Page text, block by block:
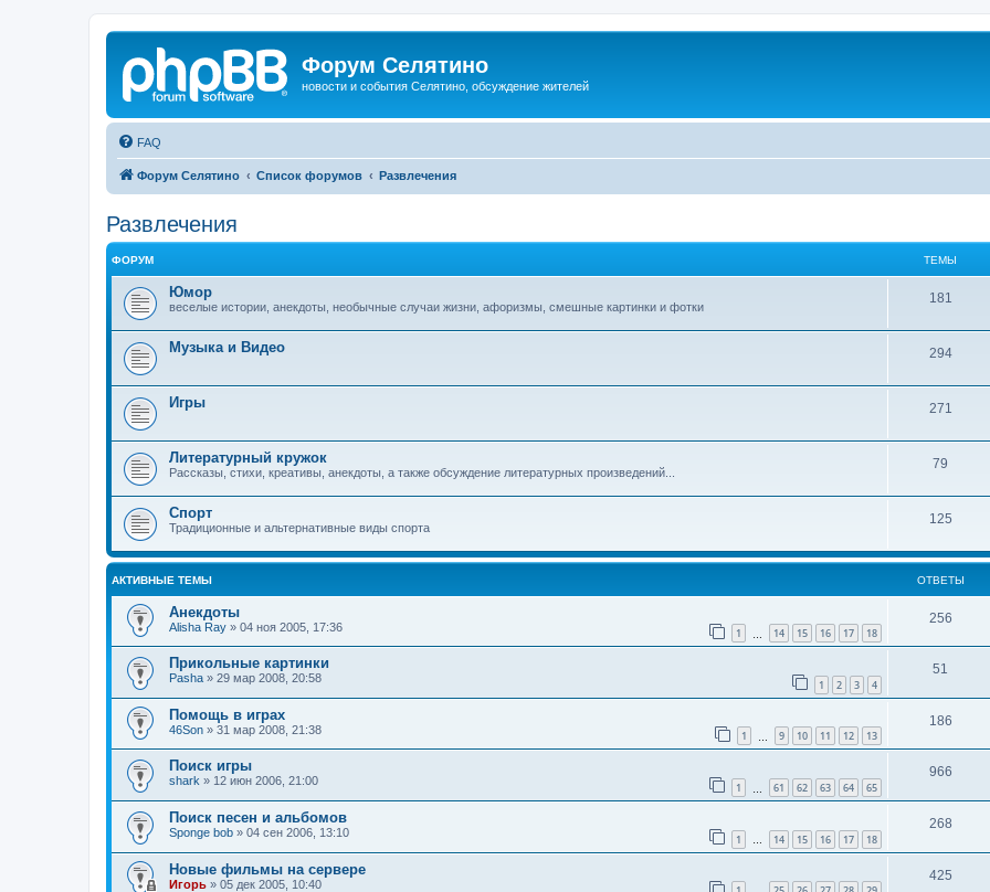
Форум Селятино
новости и события Селятино, обсуждение жителей
FAQ
Форум Селятино Список форумов Развлечения
Развлечения
ФОРУМ ТЕМЫ
Юмор
веселые истории, анекдоты, необычные случаи жизни, афоризмы, смешные картинки и фотки
181
Музыка и Видео 294
Игры 271
Литературный кружок
Рассказы, стихи, креативы, анекдоты, а также обсуждение литературных произведений...
79
Спорт
Традиционные и альтернативные виды спорта
125
АКТИВНЫЕ ТЕМЫ ОТВЕТЫ
Анекдоты
Alisha Ray » 04 ноя 2005, 17:36 1 14 15 16 17 18
256
Прикольные картинки
Pasha » 29 мар 2008, 20:58 1 2 3 4
51
Помощь в играх
46Son » 31 мар 2008, 21:38 1 9 10 11 12 13
186
Поиск игры
shark » 12 июн 2006, 21:00 1 61 62 63 64 65
966
Поиск песен и альбомов
Sponge bob » 04 сен 2006, 13:10 1 … 14 15 16 17 18
268
Новые фильмы на сервере
Игорь » 05 дек 2005, 10:40
425